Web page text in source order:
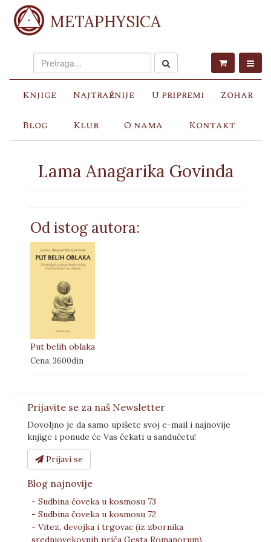
METAPHYSICA
Knjige Najtraženije U pripremi Zohar
Blog Klub O nama Kontakt
Lama Anagarika Govinda
Od istog autora:
Put belih oblaka
Cena: 3600din
Prijavite se za naš Newsletter
Dovoljno je da samo upišete svoj e-mail i najnovije
knjige i ponude će Vas čekati u sandučetu!
Prijavi se
Blog najnovije
- Sudbina čoveka u kosmosu 73
- Sudbina čoveka u kosmosu 72
- Vitez, devojka i trgovac (iz zbornika
srednjovekovnih priča Gesta Romanorum)